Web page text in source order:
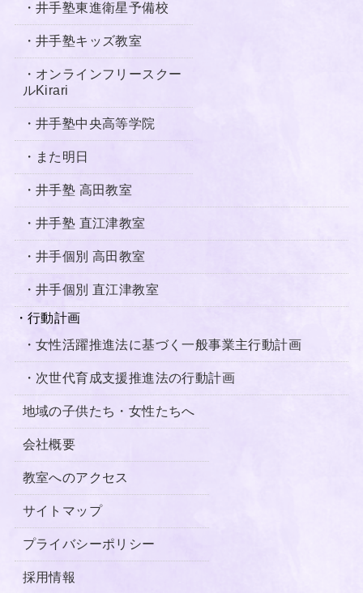
・井手塾東進衛星予備校
・井手塾キッズ教室
・オンラインフリースクー
ルKirari
・井手塾中央高等学院
・ また明日
・井手塾 高田教室
・井手塾 直江津教室
・井手個別 高田教室
・井手個別 直江津教室
・行動計画
・女性活躍推進法に基づく一般事業主行動計画
・次世代育成支援推進法の行動計画
地域の子供たち・女性たちへ
会社概要
教室へのアクセス
サイトマップ
プライバシーポリシー
採用情報